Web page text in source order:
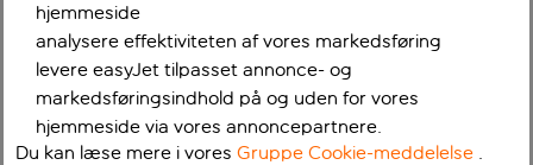
hjemmeside
analysere effektiviteten af vores markedsføring
levere easyJet tilpasset annonce- og
markedsføringsindhold på og uden for vores
hjemmeside via vores annoncepartnere.
Du kan læse mere i voresGruppe Cookie-meddelelse .